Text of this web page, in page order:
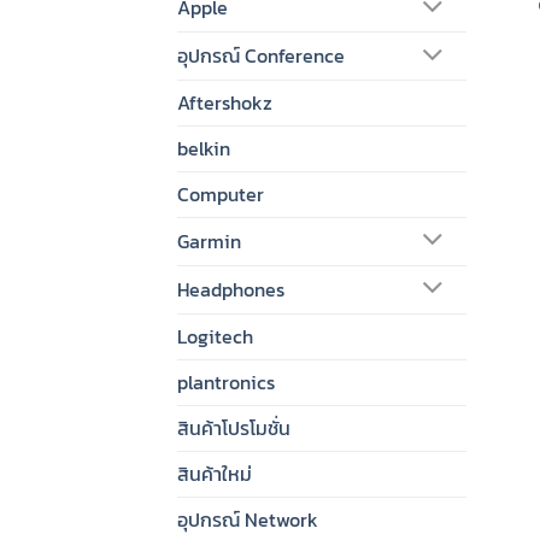
Apple
อุปกรณ์ Conference
Aftershokz
belkin
Computer
Garmin
Headphones
Logitech
plantronics
สินค้าโปรโมชั่น
สินค้าใหม่
อุปกรณ์ Network